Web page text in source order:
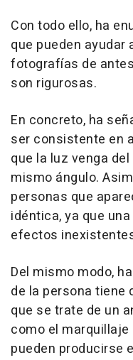
Con todo ello, ha
que pueden
fotografías de
son rigurosas.
En concreto, ha
ser consistente en
que la luz venga
mismo ángulo.
personas que
idéntica, ya que
efectos
Del mismo modo,
de la persona tiene
que se trate de un
como el
pueden producirse